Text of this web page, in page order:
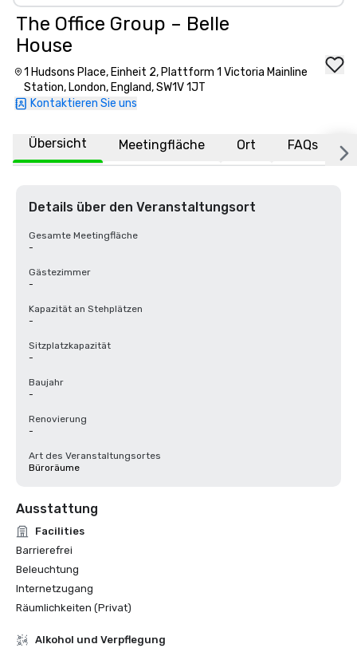
The Office Group – Belle
House
1 Hudsons Place, Einheit 2, Plattform 1 Victoria Mainline
Station, London, England, SW1V 1JT
Kontaktieren Sie uns
Übersicht Meetingfläche Ort FAQs
Details über den Veranstaltungsort
Gesamte Meetingfläche
-
Gästezimmer
-
Kapazität an Stehplätzen
-
Sitzplatzkapazität
-
Baujahr
-
Renovierung
-
Art des Veranstaltungsortes
Büroräume
Ausstattung
Facilities
Barrierefrei
Beleuchtung
Internetzugang
Räumlichkeiten (Privat)
‪Alkohol‬ und Verpflegung